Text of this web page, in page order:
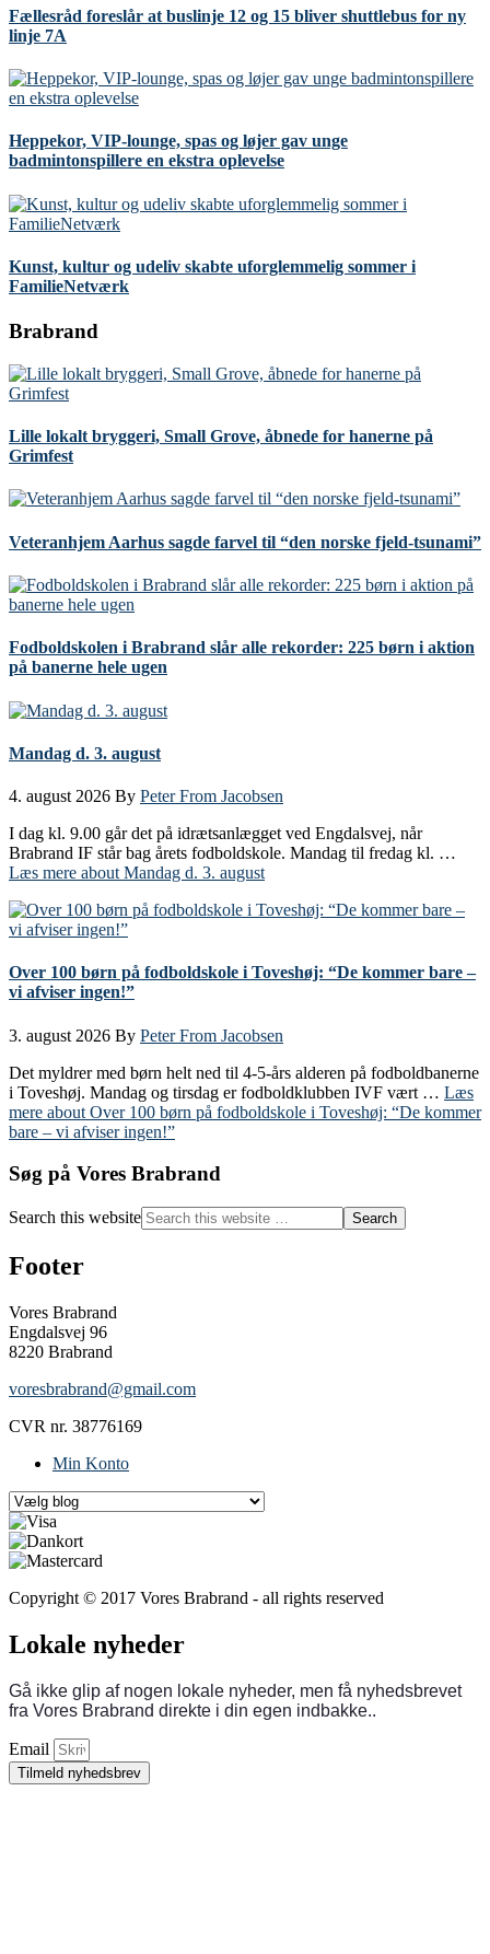
Fællesråd foreslår at buslinje 12 og 15 bliver shuttlebus for ny
linje 7A
Heppekor, VIP-lounge, spas og løjer gav unge
badmintonspillere en ekstra oplevelse
Kunst, kultur og udeliv skabte uforglemmelig sommer i
FamilieNetværk
Brabrand
Lille lokalt bryggeri, Small Grove, åbnede for hanerne på
Grimfest
Veteranhjem Aarhus sagde farvel til “den norske fjeld-tsunami”
Fodboldskolen i Brabrand slår alle rekorder: 225 børn i aktion
på banerne hele ugen
Mandag d. 3. august
4. august 2026 By Peter From Jacobsen
I dag kl. 9.00 går det på idrætsanlægget ved Engdalsvej, når
Brabrand IF står bag årets fodboldskole. Mandag til fredag kl. …
Læs mere about Mandag d. 3. august
Over 100 børn på fodboldskole i Toveshøj: “De kommer bare –
vi afviser ingen!”
3. august 2026 By Peter From Jacobsen
Det myldrer med børn helt ned til 4-5-års alderen på fodboldbanerne
i Toveshøj. Mandag og tirsdag er fodboldklubben IVF vært … Læs
mere about Over 100 børn på fodboldskole i Toveshøj: “De kommer
bare – vi afviser ingen!”
Søg på Vores Brabrand
Search this website
Footer
Vores Brabrand
Engdalsvej 96
8220 Brabrand
voresbrabrand@gmail.com
CVR nr. 38776169
Min Konto
Copyright © 2017 Vores Brabrand - all rights reserved
Lokale nyheder
Gå ikke glip af nogen lokale nyheder, men få nyhedsbrevet
fra Vores Brabrand direkte i din egen indbakke..
Email
Tilmeld nyhedsbrev